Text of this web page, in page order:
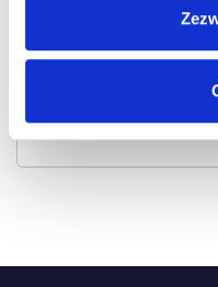
których mówi nasza